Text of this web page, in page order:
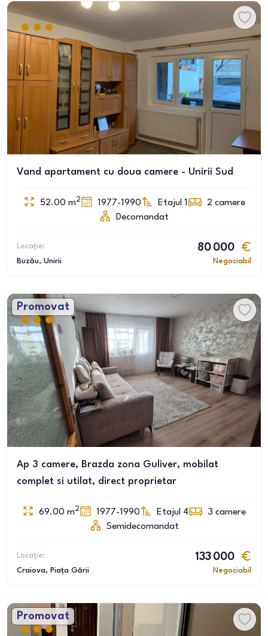
Vand apartament cu doua camere - Unirii Sud
52.00 m2 1977-1990 Etajul 1 2 camere
Decomandat
Locație:
Buzău, Unirii
80 000
Negociabil
Promovat
Ap 3 camere, Brazda zona Guliver, mobilat
complet si utilat, direct proprietar
69.00 m2 1977-1990 Etajul 4 3 camere
Semidecomandat
Locație:
Craiova, Piața Gării
133 000
Negociabil
Promovat